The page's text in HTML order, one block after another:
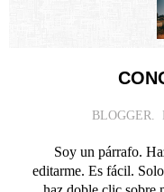
BLOGGER.
Soy un párrafo.
editarme. Es fácil.